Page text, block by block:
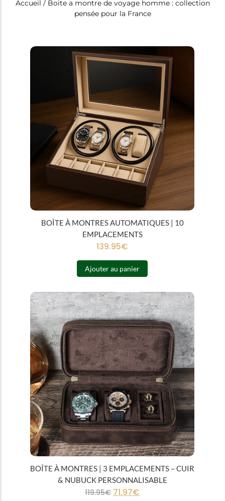
Accueil / Boite a montre de voyage homme : collection
pensée pour la France
BOÎTE À MONTRES AUTOMATIQUES | 10
EMPLACEMENTS
139.95€
Ajouter au panier
BOÎTE À MONTRES | 3 EMPLACEMENTS – CUIR
& NUBUCK PERSONNALISABLE
119.95€ 71.97€